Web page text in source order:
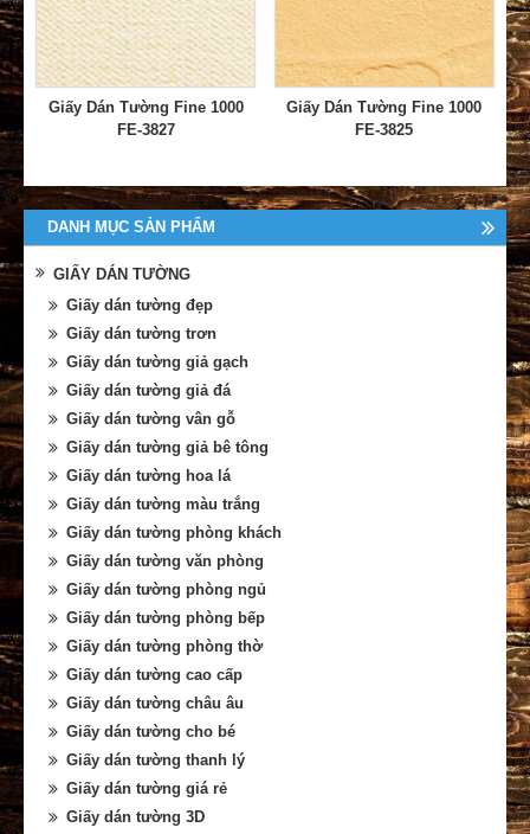
Giấy Dán Tường Fine 1000
FE-3827
Giấy Dán Tường Fine 1000
FE-3825
DANH MỤC SẢN PHẨM
GIẤY DÁN TƯỜNG
Giấy dán tường đẹp
Giấy dán tường trơn
Giấy dán tường giả gạch
Giấy dán tường giả đá
Giấy dán tường vân gỗ
Giấy dán tường giả bê tông
Giấy dán tường hoa lá
Giấy dán tường màu trắng
Giấy dán tường phòng khách
Giấy dán tường văn phòng
Giấy dán tường phòng ngủ
Giấy dán tường phòng bếp
Giấy dán tường phòng thờ
Giấy dán tường cao cấp
Giấy dán tường châu âu
Giấy dán tường cho bé
Giấy dán tường thanh lý
Giấy dán tường giá rẻ
Giấy dán tường 3D